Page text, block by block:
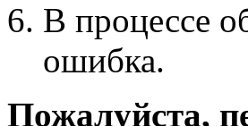
В процессе
ошибка.
Пожалуйста,